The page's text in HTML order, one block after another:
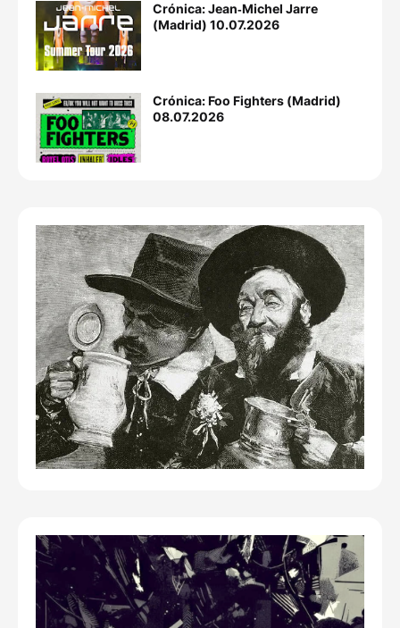
Crónica: Jean‐Michel Jarre
(Madrid) 10.07.2026
Crónica: Foo Fighters (Madrid)
08.07.2026